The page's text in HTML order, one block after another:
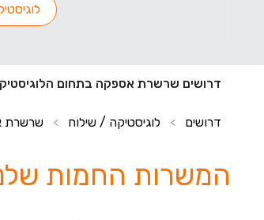
דרושים שרשרת אספקה בתחום הלוגיסטיקה / שילוח:
דרושים > לוגיסטיקה / שילוח > שרשרת
המשרות החמות